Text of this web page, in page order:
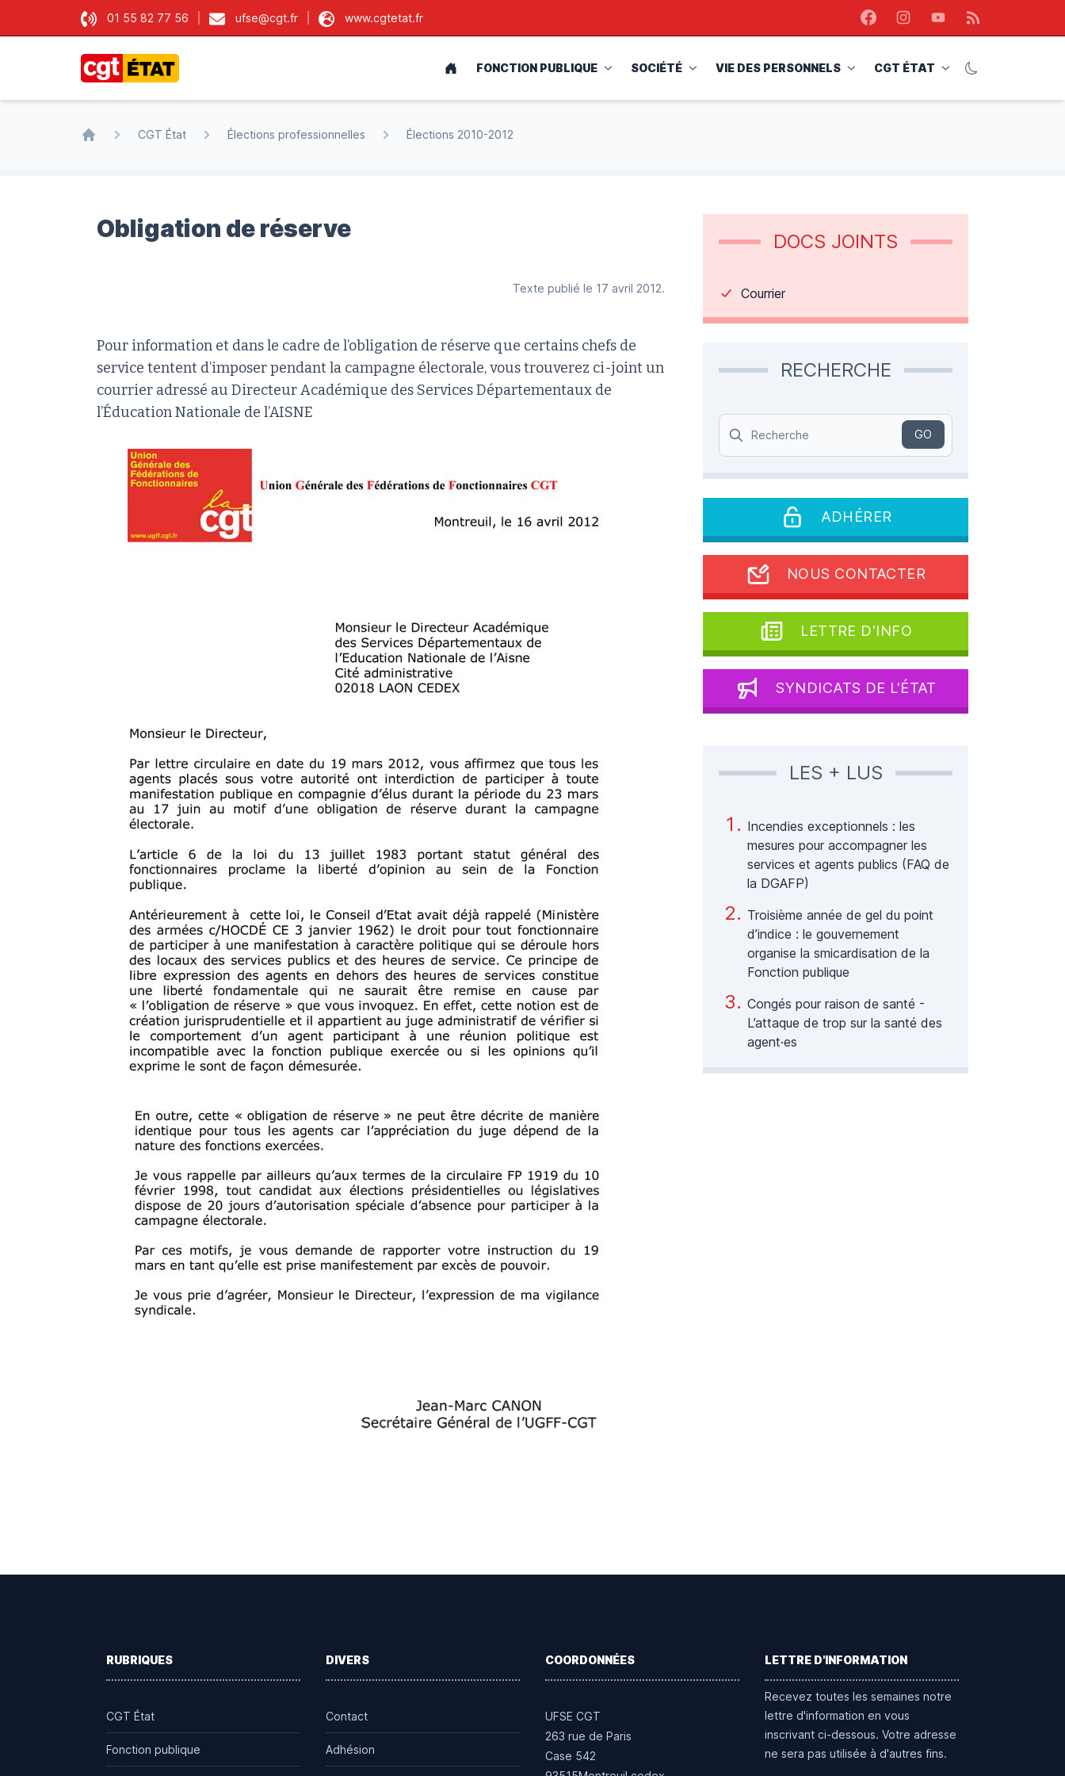
01 55 82 77 56 ufse@cgt.fr www.cgtetat.fr FacebookInstagramYoutube
RSS
ACCUEILFONCTION PUBLIQUE SOCIÉTÉ VIE DES PERSONNELS CGT ÉTAT
CGT État Élections professionnelles Élections 2010-2012
Obligation de réserve
Texte publié le 17 avril 2012.
Pour information et dans le cadre de l’obligation de réserve que certains chefs de
service tentent d’imposer pendant la campagne électorale, vous trouverez ci-joint un
courrier adressé au Directeur Académique des Services Départementaux de
l’Éducation Nationale de l’AISNE
DOCS JOINTS
Courrier
RECHERCHE
Search
GO
ADHÉRER
NOUS CONTACTER
LETTRE D'INFO
SYNDICATS DE L'ÉTAT
LES + LUS
Incendies exceptionnels : les
mesures pour accompagner les
services et agents publics (FAQ de
la DGAFP)
Troisième année de gel du point
d’indice : le gouvernement
organise la smicardisation de la
Fonction publique
Congés pour raison de santé -
L’attaque de trop sur la santé des
agent·es
RUBRIQUES
CGT État
Fonction publique
DIVERS
Contact
Adhésion
COORDONNÉES
UFSE CGT
263 rue de Paris
Case 542
LETTRE D'INFORMATION
Recevez toutes les semaines notre
lettre d'information en vous
inscrivant ci-dessous. Votre adresse
ne sera pas utilisée à d'autres fins.